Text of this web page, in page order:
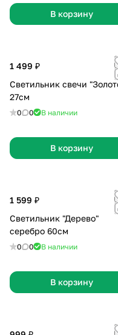
В корзину
1 499 ₽
Cветильник свечи
27см
0 0 В наличии
В корзину
1 599 ₽
Светильник "Дерево"
серебро 60см
0 0 В наличии
В корзину